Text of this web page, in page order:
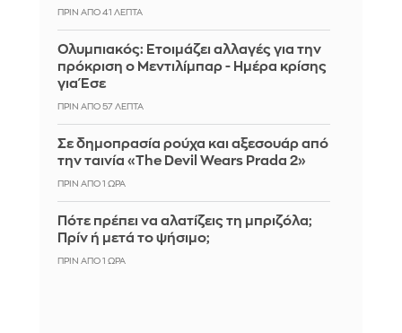
ΠΡΙΝ ΑΠΌ 41 ΛΕΠΤΆ
Ολυμπιακός: Ετοιμάζει αλλαγές για την
πρόκριση ο Μεντιλίμπαρ - Ημέρα κρίσης
για Έσε
ΠΡΙΝ ΑΠΌ 57 ΛΕΠΤΆ
Σε δημοπρασία ρούχα και αξεσουάρ από
την ταινία «The Devil Wears Prada 2»
ΠΡΙΝ ΑΠΌ 1 ΏΡΑ
Πότε πρέπει να αλατίζεις τη μπριζόλα;
Πρίν ή μετά το ψήσιμο;
ΠΡΙΝ ΑΠΌ 1 ΏΡΑ